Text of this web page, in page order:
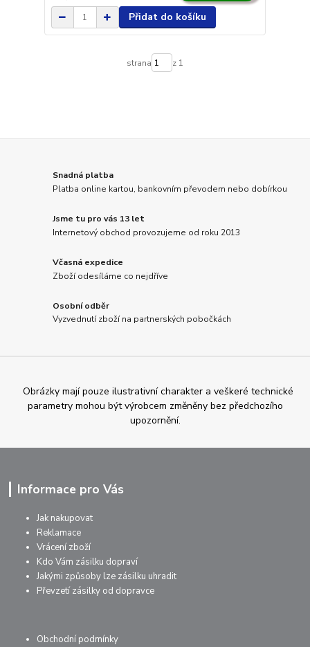
Přidat do košíku
strana z 1
Snadná platba
Platba online kartou, bankovním převodem nebo dobírkou
Jsme tu pro vás 13 let
Internetový obchod provozujeme od roku 2013
Včasná expedice
Zboží odesíláme co nejdříve
Osobní odběr
Vyzvednutí zboží na partnerských pobočkách
Obrázky mají pouze ilustrativní charakter a veškeré technické
parametry mohou být výrobcem změněny bez předchozího
upozornění.
Informace pro Vás
Jak nakupovat
Reklamace
Vrácení zboží
Kdo Vám zásilku dopraví
Jakými způsoby lze zásilku uhradit
Převzetí zásilky od dopravce
Obchodní podmínky